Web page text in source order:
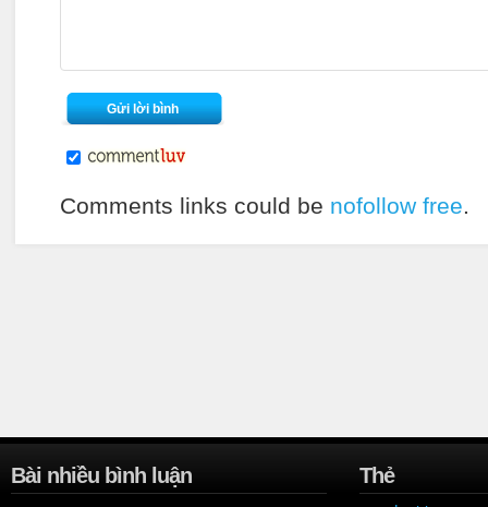
Comments links could be nofollow free.
Bài nhiều bình luận Thẻ